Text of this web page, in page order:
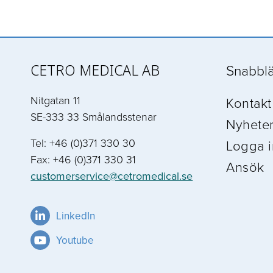
CETRO MEDICAL AB
Nitgatan 11
SE-333 33 Smålandsstenar
Tel: +46 (0)371 330 30
Fax: +46 (0)371 330 31
customerservice@cetromedical.se
LinkedIn
Youtube
Kontakt
Nyheter
Logga
Ansök